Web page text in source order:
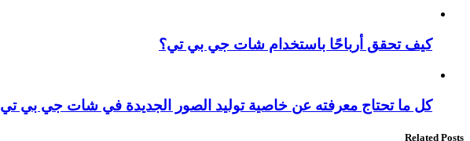
كيف تحقق أرباحًا باستخدام شات جي بي تي؟
كل ما تحتاج معرفته عن خاصية توليد الصور الجديدة في شات جي بي تي
Related Posts